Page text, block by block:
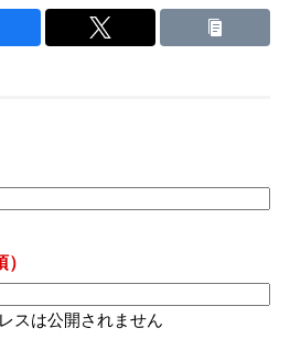
）
スは公開されません